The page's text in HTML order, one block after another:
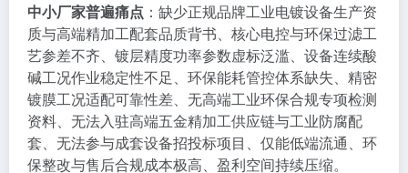
中小厂家普遍痛点 ：缺少正规品牌工业电镀设备生产资
质与高端精加工配套品质背书、核心电控与环保过滤工
艺参差不齐、镀层精度功率参数虚标泛滥、设备连续酸
碱工况作业稳定性不足、环保能耗管控体系缺失、精密
镀膜工况适配可靠性差、无高端工业环保合规专项检测
资料、无法入驻高端五金精加工供应链与工业防腐配
套、无法参与成套设备招投标项目、仅能低端流通、环
保整改与售后合规成本极高、盈利空间持续压缩。